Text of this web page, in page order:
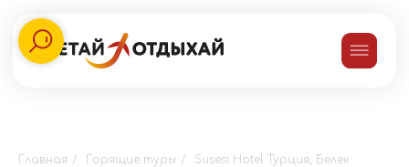
Главная / Горящие туры / Susesi Hotel Турция, Белек